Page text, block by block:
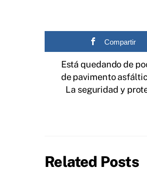
Compartir
Está quedando de
de pavimento
La seguridad y
Related Posts